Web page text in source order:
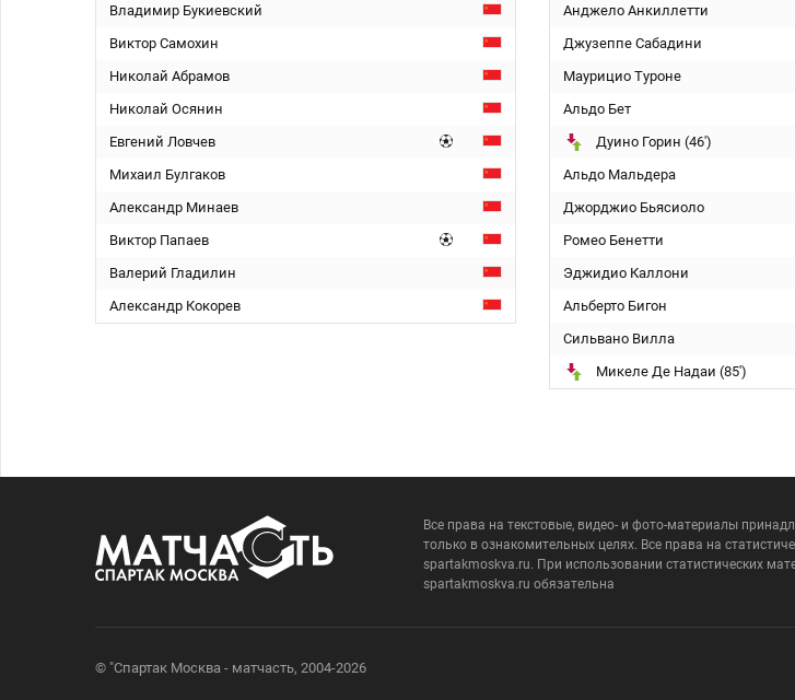
Владимир Букиевский
Виктор Самохин
Николай Абрамов
Николай Осянин
Евгений Ловчев
Михаил Булгаков
Александр Минаев
Виктор Папаев
Валерий Гладилин
Александр Кокорев
Анджело Анкиллетти
Джузеппе Сабадини
Маурицио Туроне
Альдо Бет
Дуино Горин (46')
Альдо Мальдера
Джорджио Бьясиоло
Ромео Бенетти
Эджидио Каллони
Альберто Бигон
Сильвано Вилла
Микеле Де Надаи (85')
Все права на текстовые, видео- и фото-материалы
только в ознакомительных целях. Все права на
spartakmoskva.ru. При использовании статистических
spartakmoskva.ru обязательна
© "Спартак Москва - матчасть, 2004-2026